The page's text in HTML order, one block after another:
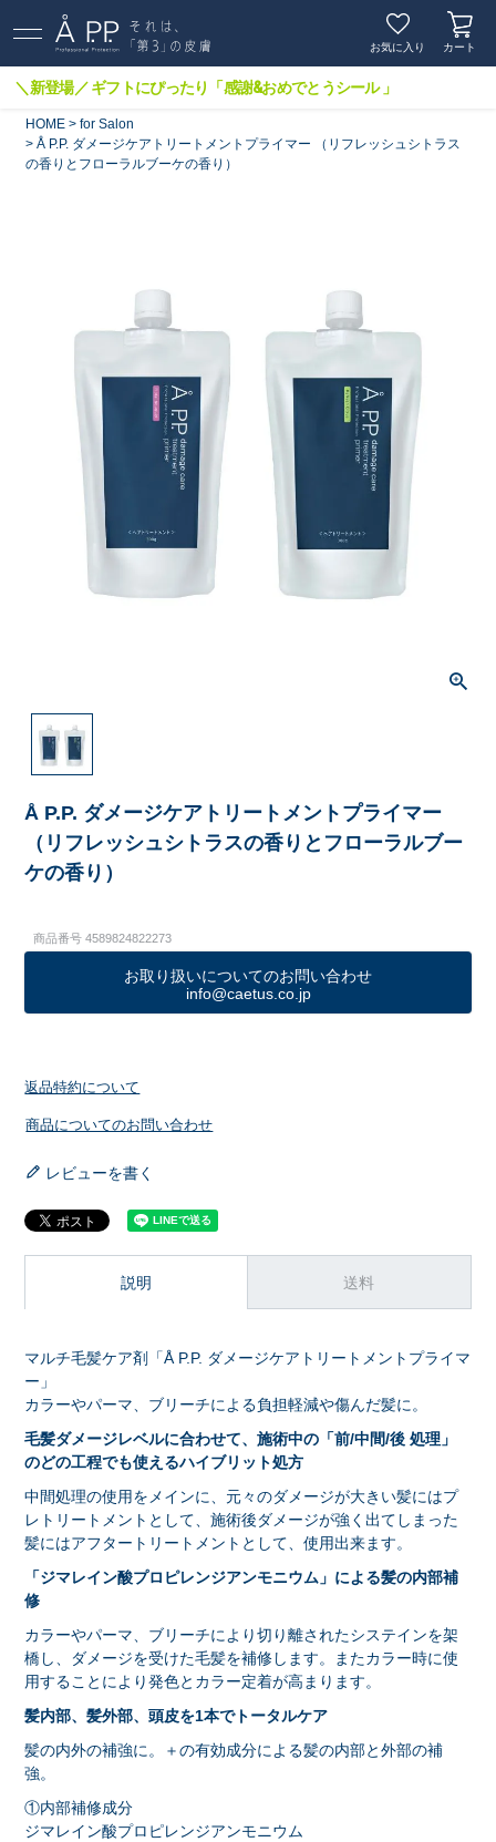
お気に入り カート
＼新登場／ ギフトにぴったり「感謝&おめでとうシール 」
HOME
for Salon
Å P.P. ダメージケアトリートメントプライマー （リフレッシュシトラス
の香りとフローラルブーケの香り）
Å P.P. ダメージケアトリートメントプライマー
（リフレッシュシトラスの香りとフローラルブー
ケの香り）
商品番号 4589824822273
お取り扱いについてのお問い合わせ
info@caetus.co.jp
返品特約について
商品についてのお問い合わせ
レビューを書く
説明 送料
マルチ毛髪ケア剤「Å P.P. ダメージケアトリートメントプライマ
ー」
カラーやパーマ、ブリーチによる負担軽減や傷んだ髪に。
毛髪ダメージレベルに合わせて、施術中の「前/中間/後 処理」
のどの工程でも使えるハイブリット処方
中間処理の使用をメインに、元々のダメージが大きい髪にはプ
レトリートメントとして、施術後ダメージが強く出てしまった
髪にはアフタートリートメントとして、使用出来ます。
「ジマレイン酸プロピレンジアンモニウム」による髪の内部補
修
カラーやパーマ、ブリーチにより切り離されたシステインを架
橋し、ダメージを受けた毛髪を補修します。またカラー時に使
用することにより発色とカラー定着が高まります。
髪内部、髪外部、頭皮を1本でトータルケア
髪の内外の補強に。＋の有効成分による髪の内部と外部の補
強。
①内部補修成分
ジマレイン酸プロピレンジアンモニウム